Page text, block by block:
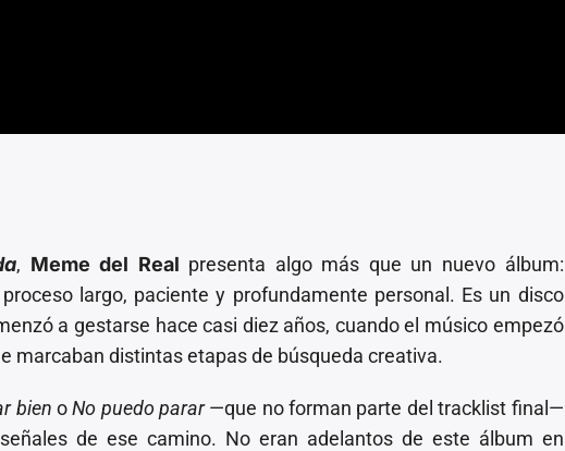
, Meme del Real presenta algo más que un nuevo álbum:
largo, paciente y profundamente personal. Es un disco
a gestarse hace casi diez años, cuando el músico empezó
marcaban distintas etapas de búsqueda creativa.
bien oNo puedo parar—que no forman parte del tracklist final—
de ese camino. No eran adelantos de este álbum en